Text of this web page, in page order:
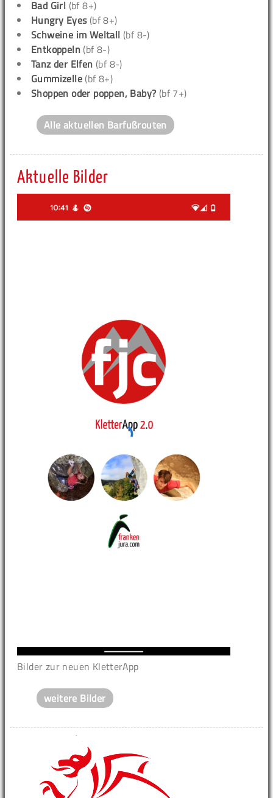
Bad Girl (bf 8+)
Hungry Eyes(bf 8+)
Schweine im Weltall (bf 8-)
Entkoppeln (bf 8-)
Tanz der Elfen (bf 8-)
Gummizelle (bf 8+)
Shoppen oder poppen, Baby? (bf 7+)
Alle aktuellen Barfußrouten
Aktuelle Bilder
Bilder zur neuen KletterApp
weitere Bilder